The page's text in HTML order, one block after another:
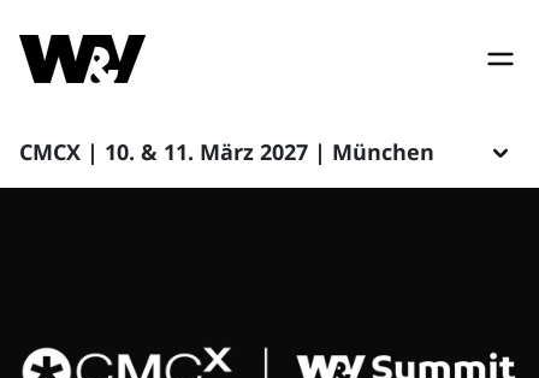
CMCX | 10. & 11. März 2027 | München